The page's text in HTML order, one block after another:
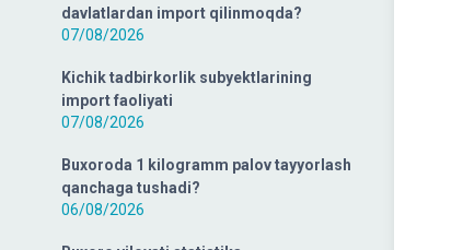
davlatlardan import qilinmoqda?
07/08/2026
Kichik tadbirkorlik subyektlarining
import faoliyati
07/08/2026
Buxoroda 1 kilogramm palov tayyorlash
qanchaga tushadi?
06/08/2026